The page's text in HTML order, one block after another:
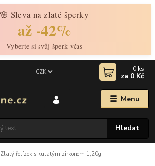
🌸 Sleva na zlaté šperky
až -42%
Vyberte si svůj šperk včas
Menu
CZK
Hledat
0 ks
za 0 Kč
Zlatý řetízek s kulatým zirkonem 1,20g